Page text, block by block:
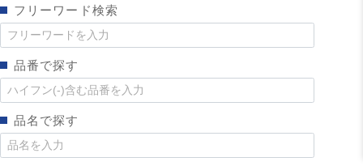
フリーワード検索
品番で探す
品名で探す